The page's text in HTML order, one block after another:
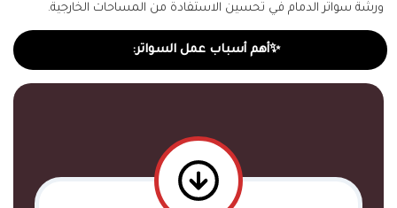
ورشة سواتر الدمام في تحسين الاستفادة من المساحات الخارجية.
✨أهم أسباب عمل السواتر: